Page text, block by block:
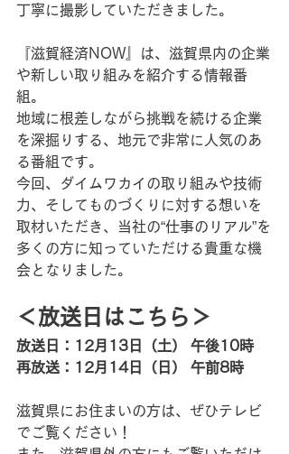
丁寧に撮影していただきました。
『滋賀経済NOW』は、滋賀県内の企業
や新しい取り組みを紹介する情報番
組。
地域に根差しながら挑戦を続ける企業
を深掘りする、地元で非常に人気のあ
る番組です。
今回、ダイムワカイの取り組みや技術
力、そしてものづくりに対する想いを
取材いただき、当社の“仕事のリアル”を
多くの方に知っていただける貴重な機
会となりました。
＜放送日はこちら＞
放送日：12月13日（土） 午後10時
再放送：12月14日（日） 午前8時
滋賀県にお住まいの方は、ぜひテレビ
でご覧ください！